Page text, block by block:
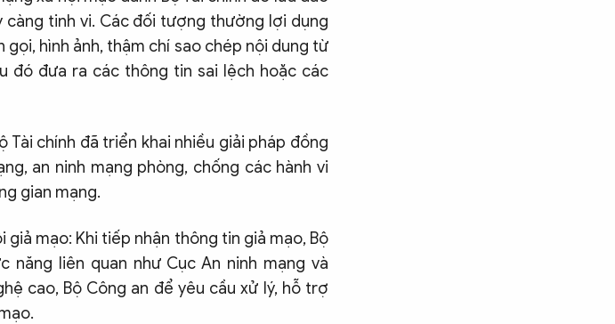
tinh vi. Các đối tượng thường lợi dụng
hình ảnh, thậm chí sao chép nội dung từ
đó đưa ra các thông tin sai lệch hoặc các
chính đã triển khai nhiều giải pháp đồng
an ninh mạng phòng, chống các hành vi
gian mạng.
mạo: Khi tiếp nhận thông tin giả mạo, Bộ
năng liên quan như Cục An ninh mạng và
cao, Bộ Công an để yêu cầu xử lý, hỗ trợ